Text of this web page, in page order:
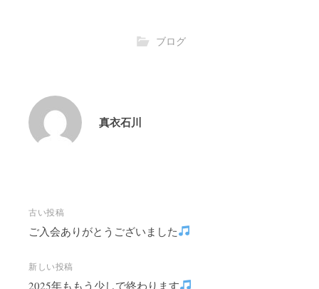
ブログ
真衣石川
投
稿
ビ
古い投稿
ご入会ありがとうございました
新しい投稿
2025年ももう少しで終わります